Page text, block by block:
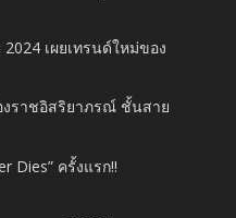
2024 เผยเทรนด์ใหม่ของ
ราชอิสริยาภรณ์ ชั้นสาย
Dies” ครั้งแรก!!